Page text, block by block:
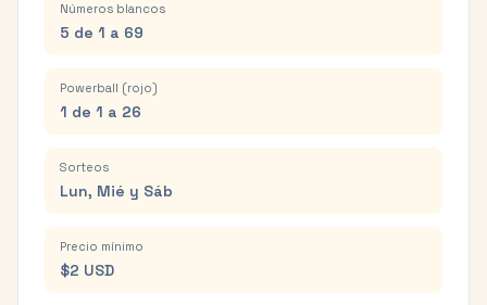
Números blancos
5 de 1 a 69
Powerball (rojo)
1 de 1 a 26
Sorteos
Lun, Mié y Sáb
Precio mínimo
$2 USD